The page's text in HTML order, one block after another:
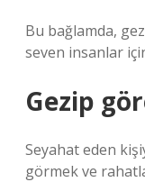
Bu bağlamda,
seven insanlar
Gezip
Seyahat eden
görmek ve